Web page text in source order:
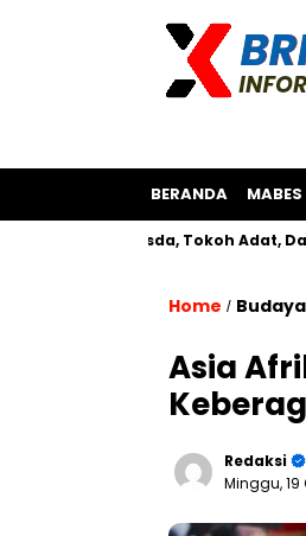
BERANDA MABES
Bksda, Tokoh Adat, Dan
Home / Budaya
Asia
Redaksi
Minggu, 19